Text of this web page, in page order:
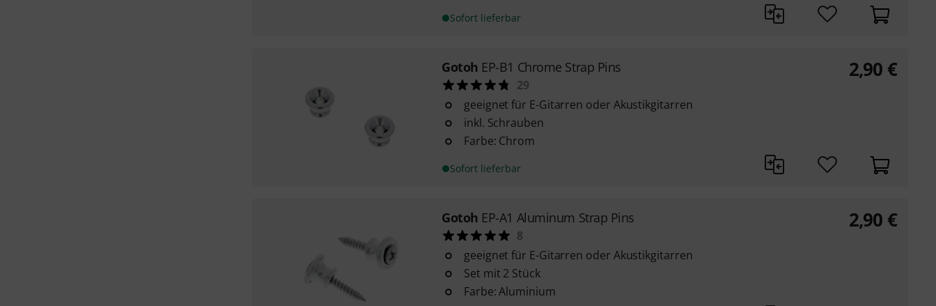
Sofort lieferbar
Gotoh EP-B1 Chrome Strap Pins
29
geeignet für E-Gitarren oder Akustikgitarren
inkl. Schrauben
Farbe: Chrom
Sofort lieferbar
2,90 €
Gotoh EP-A1 Aluminum Strap Pins
8
geeignet für E-Gitarren oder Akustikgitarren
Set mit 2 Stück
Farbe: Aluminium
2,90 €